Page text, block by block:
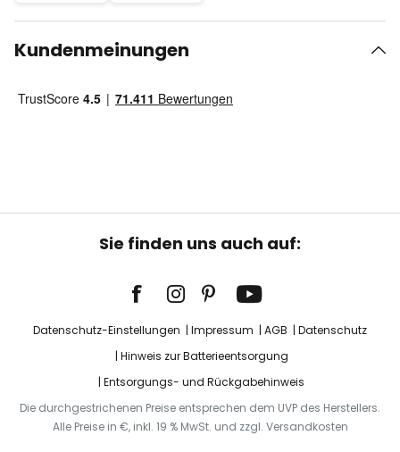
Kundenmeinungen
Sie finden uns auch auf:
Datenschutz-Einstellungen Impressum AGB
Datenschutz
Hinweis zur Batterieentsorgung
Entsorgungs- und Rückgabehinweis
Die durchgestrichenen Preise entsprechen dem UVP des Herstellers.
Alle Preise in €, inkl. 19 % MwSt. und zzgl. Versandkosten